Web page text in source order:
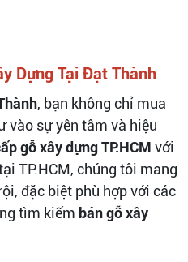
Dựng Tại Đạt Thành
, bạn không chỉ mua
vào sự yên tâm và hiệu
gỗ xây dựng TP.HCM với
TP.HCM, chúng tôi mang
đặc biệt phù hợp với các
tìm kiếm bán gỗ xây